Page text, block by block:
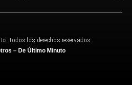
Todos los derechos reservados.
– De Último Minuto